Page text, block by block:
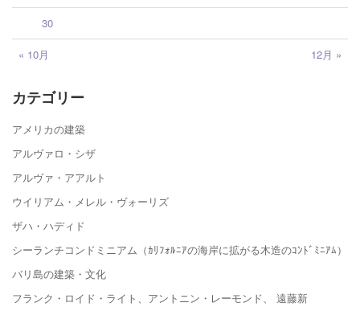
« 10月 12月 »
30
カテゴリー
アメリカの建築
アルヴァロ・シザ
アルヴァ・アアルト
ウイリアム・メレル・ヴォーリズ
ザハ・ハディド
シーランチコンドミニアム（ｶﾘﾌｫﾙﾆｱの海岸に拡がる木造のｺﾝﾄﾞﾐﾆｱﾑ）
バリ島の建築・文化
フランク・ロイド・ライト、アントニン・レーモンド、 遠藤新